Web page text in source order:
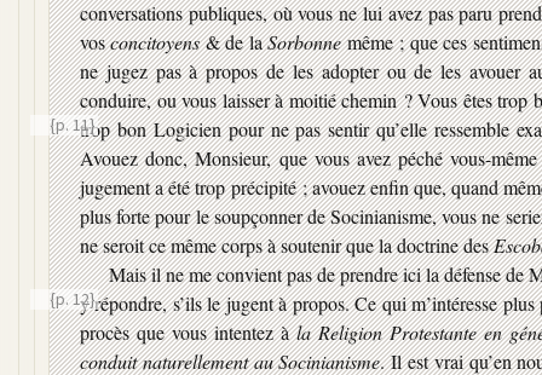
conversations publiques, où vous ne lui avez pas paru
vosconcitoyens& de laSorbonnemême ; que ces
ne jugez pas à propos de les adopter ou de les avouer
conduire, ou vous laisser à moitié chemin ? Vous êtes trop
trop bon Logicien pour ne pas sentir qu’elle ressemble
{p. 11}
Avouez donc, Monsieur, que vous avez péché vous-
jugement a été trop précipité ; avouez enfin que, quand
plus forte pour le soupçonner de Socinianisme, vous ne
ne seroit ce même corps à soutenir que la doctrine des
Mais il ne me convient pas de prendre ici la défense de
y répondre,
{p. 12}
s’ils le jugent à propos. Ce qui m’intéresse
procès que vous intentez àla Religion Protestante en
conduit naturellement au Socinianisme. Il est vrai qu’en